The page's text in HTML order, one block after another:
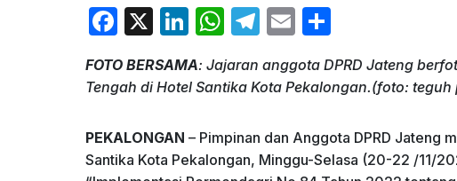
F
c
b
o
X
Li
k
dI
n
W
at
A
p
T
e
a
m
E
ai ar
e
FOTO BERSAMA: Jajaran anggota DPRD Jateng
Tengah di Hotel Santika Kota Pekalongan.(foto: teguh
PEKALONGAN – Pimpinan dan Anggota DPRD Jateng
Santika Kota Pekalongan, Minggu-Selasa (20-22 /11/